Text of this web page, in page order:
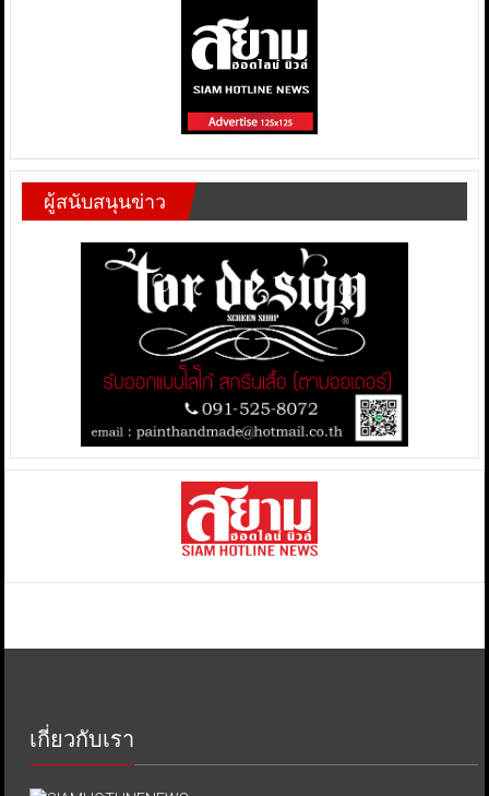
ผู้สนับสนุนข่าว
เกี่ยวกับเรา